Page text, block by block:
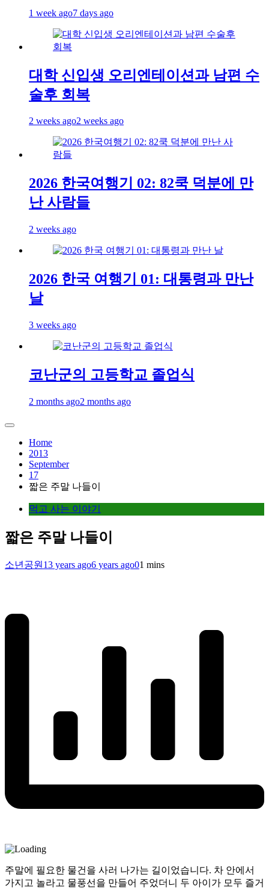
1 week ago7 days ago
대학 신입생 오리엔테이션과 남편 수
술후 회복
2 weeks ago2 weeks ago
2026 한국여행기 02: 82쿡 덕분에 만
난 사람들
2 weeks ago
2026 한국 여행기 01: 대통령과 만난
날
3 weeks ago
코난군의 고등학교 졸업식
2 months ago2 months ago
Home
2013
September
17
짧은 주말 나들이
먹고 사는 이야기
짧은 주말 나들이
소년공원 13 years ago6 years ago01 mins
주말에 필요한 물건을 사러 나가는 길이었습니다. 차 안에서
가지고 놀라고 물풍선을 만들어 주었더니 두 아이가 모두 즐거